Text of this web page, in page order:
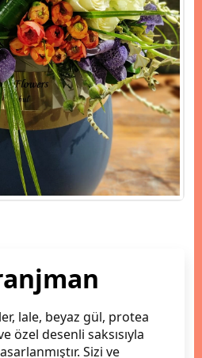
lale, beyaz gül, protea
özel desenli saksısıyla
Sizi ve